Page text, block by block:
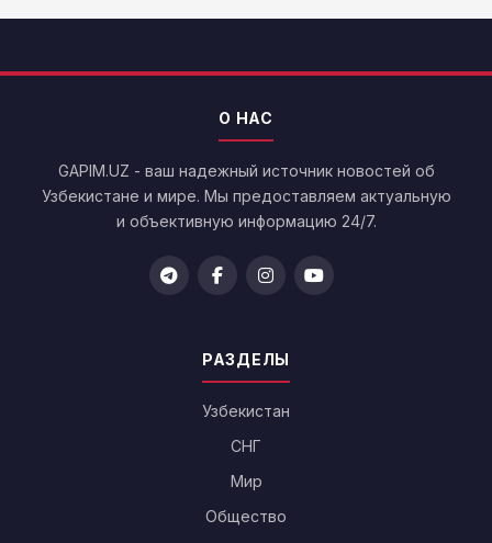
О НАС
GAPIM.UZ - ваш надежный источник новостей об
Узбекистане и мире. Мы предоставляем актуальную
и объективную информацию 24/7.
РАЗДЕЛЫ
Узбекистан
СНГ
Мир
Общество